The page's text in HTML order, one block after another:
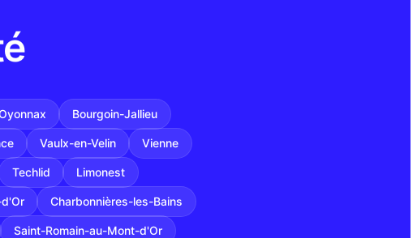
Bourgoin-Jallieu
Vaulx-en-Velin Vienne
Techlid Limonest
Charbonnières-les-Bains
Saint-Romain-au-Mont-d'Or